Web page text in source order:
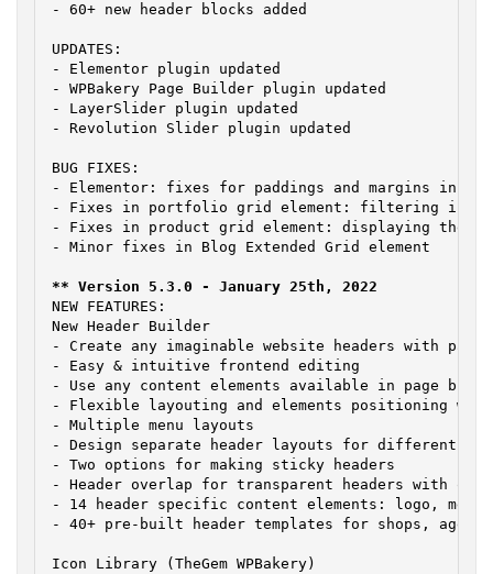
- 60+ new header blocks added
UPDATES:
- Elementor plugin updated
- WPBakery Page Builder plugin updated
- LayerSlider plugin updated
- Revolution Slider plugin updated
BUG FIXES:
- Elementor: fixes for paddings and margins in
- Fixes in portfolio grid element: filtering in
- Fixes in product grid element: displaying the
NEW FEATURES:
New Header Builder
- Create any imaginable website headers with
- Easy & intuitive frontend editing
- Use any content elements available in page
- Flexible layouting and elements positioning with
- Multiple menu layouts
- Design separate header layouts for different
- Two options for making sticky headers
- Header overlap for transparent headers with
- 14 header specific content elements: logo,
- 40+ pre-built header templates for shops,
Icon Library (TheGem WPBakery)